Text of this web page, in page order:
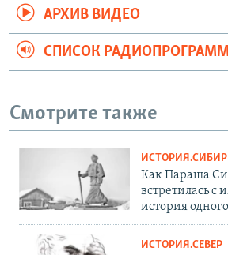
АРХИВ ВИДЕО
СПИСОК РАДИОПРОГРАММ
Смотрите также
Как Параша
встретилась с
история
ИСТОРИЯ.СЕВЕР